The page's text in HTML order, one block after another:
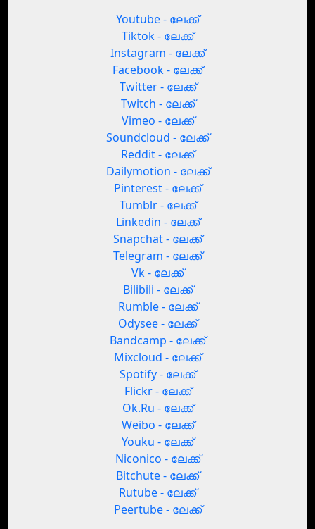
Youtube - ലേക്ക്
Tiktok - ലേക്ക്
Instagram - ലേക്ക്
Facebook - ലേക്ക്
Twitter - ലേക്ക്
Twitch - ലേക്ക്
Vimeo - ലേക്ക്
Soundcloud - ലേക്ക്
Reddit - ലേക്ക്
Dailymotion - ലേക്ക്
Pinterest - ലേക്ക്
Tumblr - ലേക്ക്
Linkedin - ലേക്ക്
Snapchat - ലേക്ക്
Telegram - ലേക്ക്
Vk - ലേക്ക്
Bilibili - ലേക്ക്
Rumble - ലേക്ക്
Odysee - ലേക്ക്
Bandcamp - ലേക്ക്
Mixcloud - ലേക്ക്
Spotify - ലേക്ക്
Flickr - ലേക്ക്
Ok.Ru - ലേക്ക്
Weibo - ലേക്ക്
Youku - ലേക്ക്
Niconico - ലേക്ക്
Bitchute - ലേക്ക്
Rutube - ലേക്ക്
Peertube - ലേക്ക്